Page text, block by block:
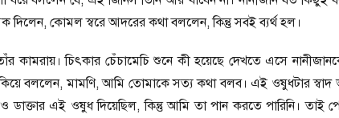
দিলেন, কোমল স্বরে আদরের কথা বললেন,কিন্তু সবই ব্যর্থ হল।
কামরায়। চিৎকার চেঁচামেচি শুনে কী হয়েছে দেখতে এসে
বললেন,মামণি,আমি তোমাকে সত্য কথা বলব। এই ওষুধটার
ডাক্তার এই ওষুধ দিয়েছিল,কিন্তু আমি তা পান করতে পারিনি। তাই